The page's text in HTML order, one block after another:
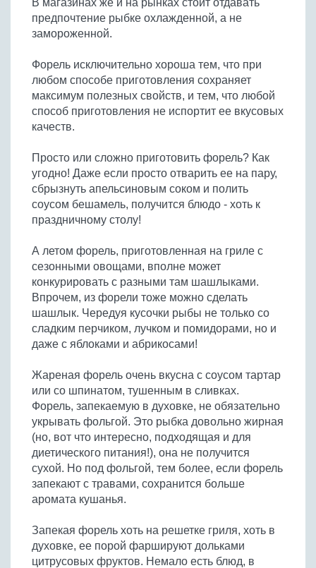
Бобовые
Яйца
В магазинах же и на рынках стоит отдавать
предпочтение рыбке охлажденной, а не
замороженной.
Форель исключительно хороша тем, что при
любом способе приготовления сохраняет
максимум полезных свойств, и тем, что любой
способ приготовления не испортит ее вкусовых
качеств.
Просто или сложно приготовить форель? Как
угодно! Даже если просто отварить ее на пару,
сбрызнуть апельсиновым соком и полить
соусом бешамель, получится блюдо - хоть к
праздничному столу!
А летом форель, приготовленная на гриле с
сезонными овощами, вполне может
конкурировать с разными там шашлыками.
Впрочем, из форели тоже можно сделать
шашлык. Чередуя кусочки рыбы не только со
сладким перчиком, лучком и помидорами, но и
даже с яблоками и абрикосами!
Жареная форель очень вкусна с соусом тартар
или со шпинатом, тушенным в сливках.
Форель, запекаемую в духовке, не обязательно
укрывать фольгой. Это рыбка довольно жирная
(но, вот что интересно, подходящая и для
диетического питания!), она не получится
сухой. Но под фольгой, тем более, если форель
запекают с травами, сохранится больше
аромата кушанья.
Запекая форель хоть на решетке гриля, хоть в
духовке, ее порой фаршируют дольками
цитрусовых фруктов. Немало есть блюд, в